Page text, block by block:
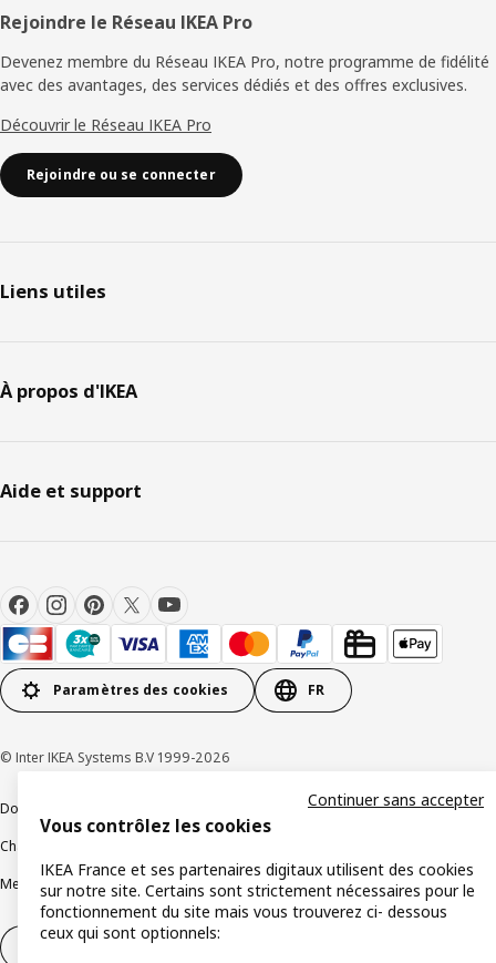
Rejoindre le Réseau IKEA Pro
Devenez membre du Réseau IKEA Pro, notre programme de fidélité
avec des avantages, des services dédiés et des offres exclusives.
Découvrir le Réseau IKEA Pro
Rejoindre ou se connecter
Liens utiles
À propos d'IKEA
Aide et support
Paramètres des cookies FR
© Inter IKEA Systems B.V 1999-2026
Documents juridiques et informations légales
Charte de protection des données
Mentions légales Alertes fraudeRappel produitAccessibilité : non conforme
Formulaire de rétractation – produits
Vous contrôlez les cookies
IKEA France et ses partenaires digitaux utilisent des cookies
sur notre site. Certains sont strictement nécessaires pour le
fonctionnement du site mais vous trouverez ci- dessous
ceux qui sont optionnels:
Continuer sans accepter